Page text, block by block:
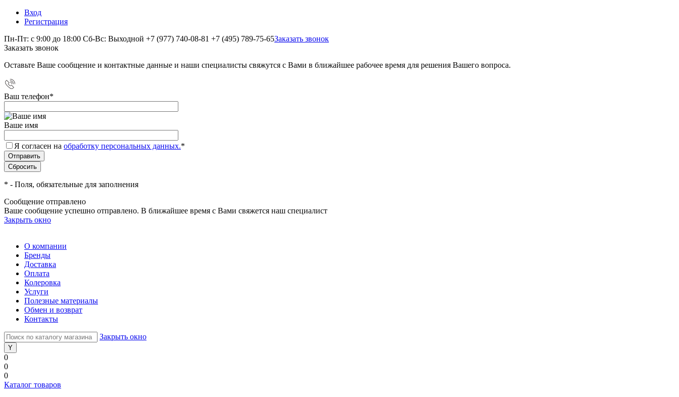
Вход
Регистрация
Пн-Пт: с 9:00 до 18:00 Сб-Вс: Выходной +7 (977) 740-08-81 +7 (495) 789-75-65Заказать звонок
Заказать звонок
Оставьте Ваше сообщение и контактные данные и наши специалисты свяжутся с Вами в ближайшее рабочее время для решения Вашего вопроса.
Ваш телефон*
Ваше имя
Я согласен на обработку персональных данных.*
* - Поля, обязательные для заполнения
Сообщение отправлено
Ваше сообщение успешно отправлено. В ближайшее время с Вами свяжется наш специалист
Закрыть окно
О компании
Бренды
Доставка
Оплата
Колеровка
Услуги
Полезные материалы
Обмен и возврат
Контакты
Закрыть окно
0
0
0
Каталог товаров